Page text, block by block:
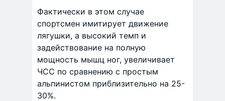
Фактически в этом случае
спортсмен имитирует движение
лягушки, а высокий темп и
задействование на полную
мощность мышц ног, увеличивает
ЧСС по сравнению с простым
альпинистом приблизительно на 25-
30%.